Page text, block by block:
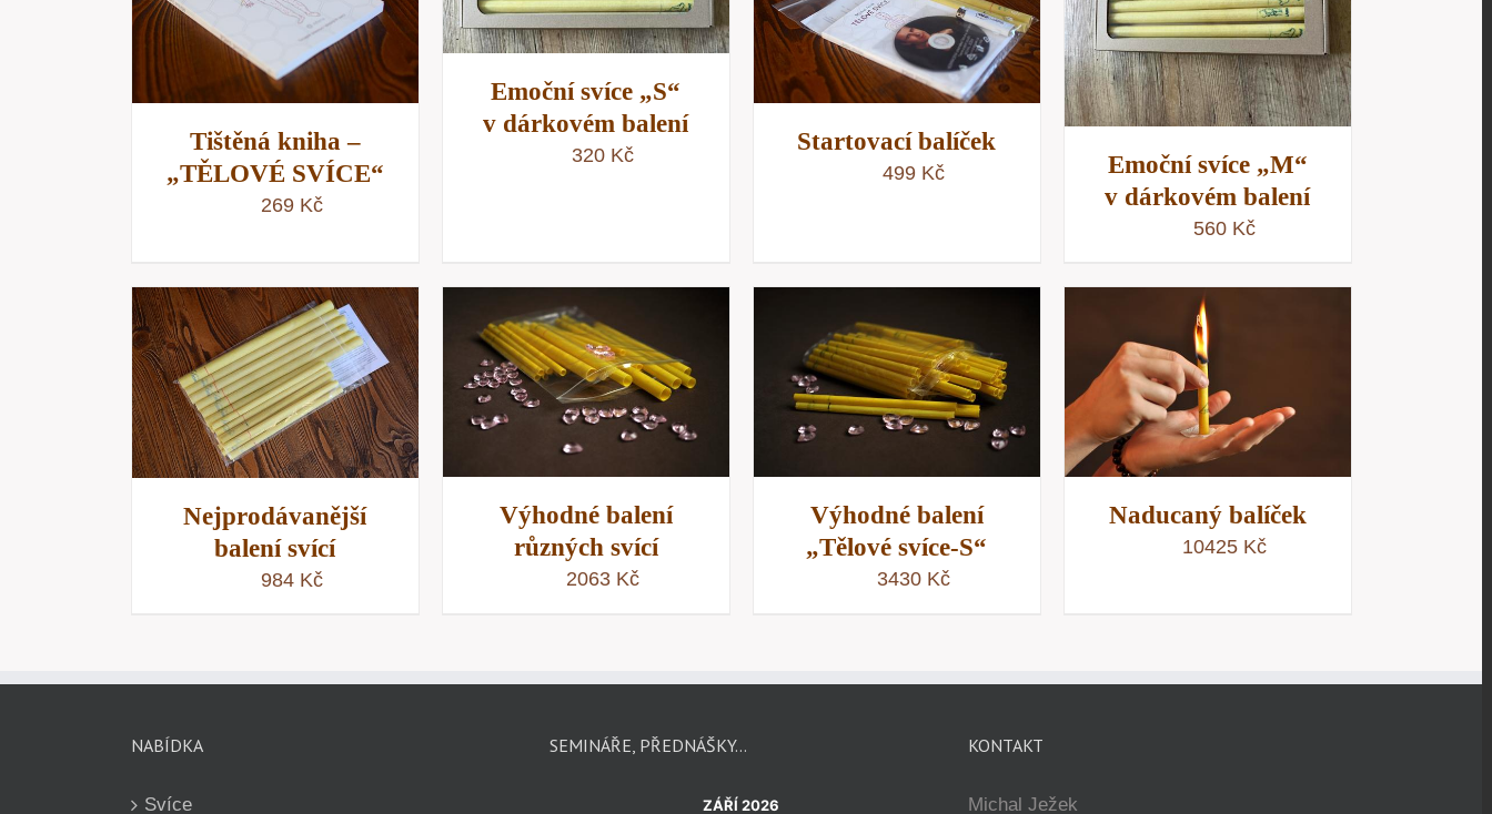
Tištěná kniha –
„TĚLOVÉ SVÍCE“
269 Kč
Emoční svíce „S“
v dárkovém balení
320 Kč
RYCHLÝ NÁHLED
Startovací balíček
499 Kč
PŘIDAT DO KOŠÍKU /
RYCHLÝ NÁHLED
Emoční svíce „M“
v dárkovém balení
560 Kč
Nejprodávanější
balení svící
984 Kč
PŘIDAT DO KOŠÍKU /
RYCHLÝ NÁHLED
Výhodné balení
různých svící
2063 Kč
PŘIDAT DO KOŠÍKU /
RYCHLÝ NÁHLED
Výhodné balení
„Tělové svíce-S“
3430 Kč
PŘIDAT DO KOŠÍKU /
RYCHLÝ NÁHLED
Naducaný balíček
10425 Kč
NABÍDKA
Svíce
SEMINÁŘE, PŘEDNÁŠKY…
ZÁŘÍ 2026
KONTAKT
Michal Ježek